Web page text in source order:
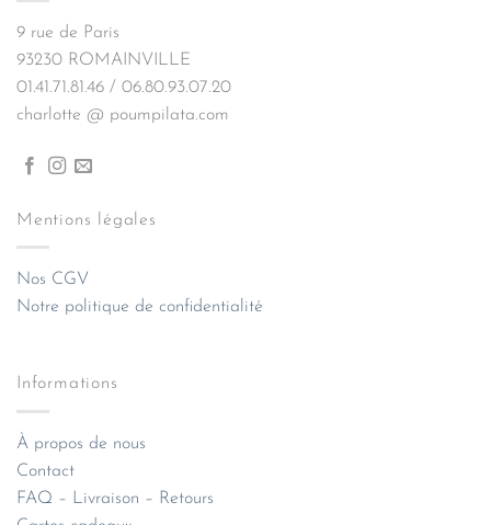
9 rue de Paris
93230 ROMAINVILLE
01.41.71.81.46 / 06.80.93.07.20
charlotte @ poumpilata.com
Mentions légales
Nos CGV
Notre politique de confidentialité
Informations
À propos de nous
Contact
FAQ – Livraison – Retours